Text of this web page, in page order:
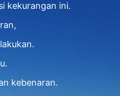
kekurangan ini.
kebenaran.